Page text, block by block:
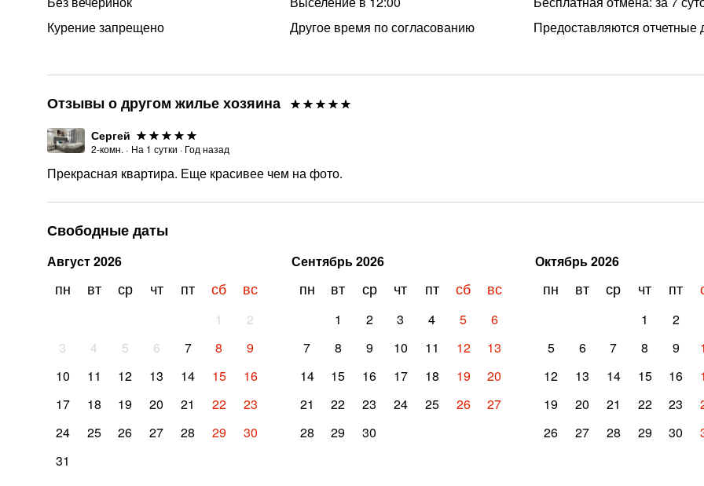
Курение запрещено
Другое время по согласованию
Предоставляются отчетные
Свободные даты
Август2026
пн вт ср чт пт сб вс
1
2
3
4 5 6 7 8
9
10
11 12 13 14 15
16
17
18 19 20 21 22
23
24
25 26 27 28 29
30
31
Сентябрь2026
пн вт ср чт пт сб вс
1 2 3 4 5
6
7
8 9 10 11 12
13
14
15 16 17 18 19
20
21
22 23 24 25 26
27
28
29 30
Октябрь2026
пн вт ср чт пт
1 2
5
6 7 8 9
12
13 14 15 16
19
20 21 22 23
26
27 28 29 30
Отзывы о другом жилье хозяина
Сергей
2-комн. · На 1 сутки · Год назад
Прекрасная квартира. Еще красивее чем на фото.